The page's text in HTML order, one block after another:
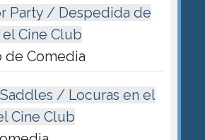
Party / Despedida de
Cine Club
de Comedia
/ Locuras en el
Cine Club